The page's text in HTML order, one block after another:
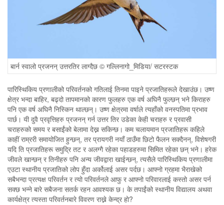
बार्न स्वालो प्रजनन् उत्तरतिर लाग्दैछ © गल्लिनागो_मिडिया/ सटरस्टक
पारिस्थिकिय प्रणालीको परिवर्तनको गतिलाई तिनमा पाइने प्रजातिहरूले देखाउंछ। उष्ण
क्षेत्र भन्दा बाहिर, बढ्दो तापमानको कारण फुलहरु एक वर्ष अघिनै फुल्छन् भने किराहरु
पनि एक वर्ष अघिनै निस्किन थाल्छन्। उष्ण क्षेत्रमा वर्षाले त्यहाँको वनस्पतिमा प्रभाव
पार्छ। यी दुवै प्रवृत्तिहरु प्रजनन् गर्न उत्तर तिर उडेका केही चराहरु र प्रवासी
चराहरुको समय र बसाईंको बेलामा देख्न सकिन्छ। कम चलायमान प्रजातिहरू कहिले
काहीं राम्ररी समायोजित हुन्छन्, तर प्रायगरी नयाँ ठाउँमा छिटो फैलन सक्दैनन्, विशेषगरी
यदि ति प्रजातिहरू समुद्रि तट र अलग्गै रहेका पहाडहरुमा सिमित रहेका छन् भने। हरेक
जीवले खान्छन् र तिनीहरु पनि अन्य जीवद्वारा खाईन्छन्, त्यसैले पारिस्थिकिय प्रणालीमा
एउटा स्थानीय प्रजातिको लोप हुँदा अर्कोलाई असर पर्दछ। आफ्नो ग्रहमा भैराखेको
सबैभन्दा प्रत्यक्ष परिवर्तन र त्यो परिवर्तनले आफु र आफ्नो परिवारलाई कस्तो असर पर्न
सक्छ भन्ने बारे सबैजना सतर्क रहन आवश्यक छ। के तपाईंको स्थानीय विद्यालय अथवा
कार्यक्षेत्र त्यस्ता परिवर्तनबारे विवरण राख्ने केन्द्र हो?